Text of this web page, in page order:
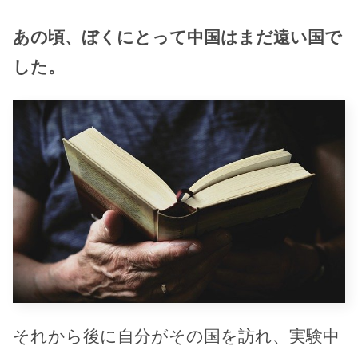
あの頃、ぼくにとって中国はまだ遠い国で
した。
それから後に自分がその国を訪れ、実験中